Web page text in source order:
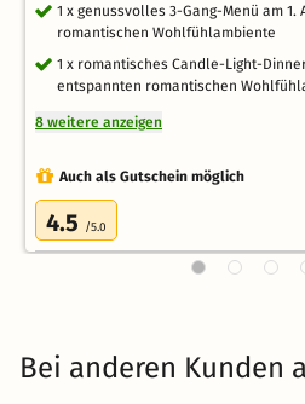
1 x genussvolles 3-Gang-Menü am
romantischen Wohlfühlambiente
1 x romantisches Candle-Light-
entspannten romantischen
8 weitere anzeigen
Auch als Gutschein möglich
4.5 /5.0
Bei anderen Kunden